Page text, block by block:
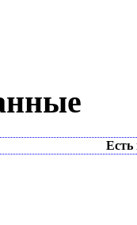
Есть